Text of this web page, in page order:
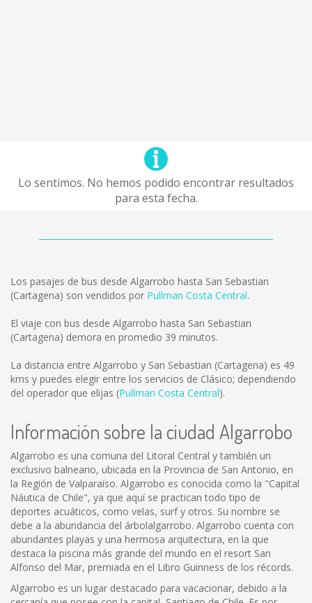
Lo sentimos. No hemos podido encontrar resultados
para esta fecha.
Los pasajes de bus desde Algarrobo hasta San Sebastian
(Cartagena) son vendidos por Pullman Costa Central.
El viaje con bus desde Algarrobo hasta San Sebastian
(Cartagena) demora en promedio 39 minutos.
La distancia entre Algarrobo y San Sebastian (Cartagena) es 49
kms y puedes elegir entre los servicios de Clásico; dependiendo
del operador que elijas (Pullman Costa Central).
Información sobre la ciudad Algarrobo
Algarrobo es una comuna del Litoral Central y también un
exclusivo balneario, ubicada en la Provincia de San Antonio, en
la Región de Valparaíso. Algarrobo es conocida como la "Capital
Náutica de Chile", ya que aquí se practican todo tipo de
deportes acuáticos, como velas, surf y otros. Su nombre se
debe a la abundancia del árbolalgarrobo. Algarrobo cuenta con
abundantes playas y una hermosa arquitectura, en la que
destaca la piscina más grande del mundo en el resort San
Alfonso del Mar, premiada en el Libro Guinness de los récords.
Algarrobo es un lugar destacado para vacacionar, debido a la